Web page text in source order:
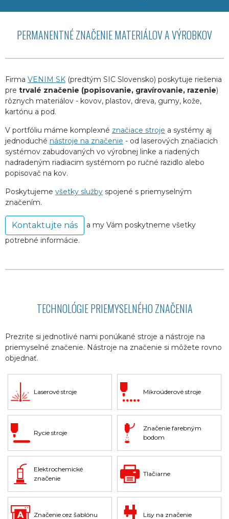
PERMANENTNÉ ZNAČENIE MATERIÁLOV A VÝROBKOV
Firma VENIM SK (predtým SIC Slovensko) poskytuje riešenia
pre trvalé značenie (popisovanie, gravírovanie, razenie)
rôznych materiálov - kovov, plastov, dreva, gumy, kože,
kartónu a pod.
V portfóliu máme komplexné značiace stroje a systémy aj
jednoduché nástroje na značenie - od laserových značiacich
systémov zabudovaných vo výrobnej linke a riadených
nadradeným riadiacim systémom po ručné razidlo alebo
popisovač na kov.
Poskytujeme všetky služby spojené s priemyselným
značením.
Kontaktujte nás
a my Vám poskytneme všetky
potrebné informácie.
TECHNOLÓGIE PRIEMYSELNÉHO ZNAČENIA
Prezrite si jednotlivé nami ponúkané stroje a nástroje na
priemyselné značenie. Nástroje na značenie si môžete rovno
objednať.
Laserové stroje Mikroúderové stroje
Rycie stroje
Značenie farebným
bodom
Elektrochemické
značenie
Tlačiarne
Značenie cez šablónu Lisy na značenie